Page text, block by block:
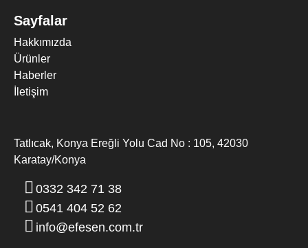
MERMER DIK EBATLAMA MAKINESI
Sayfalar
Hakkımızda
Ürünler
Haberler
İletişim
Tatlıcak, Konya Ereğli Yolu Cad No : 105, 42030
Karatay/Konya
0332 342 71 38
0541 404 52 62
info@efesen.com.tr